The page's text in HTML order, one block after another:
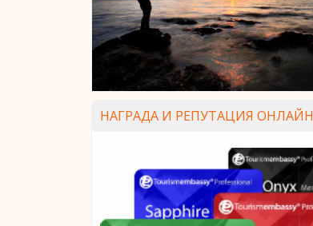
НАГРАДА И РЕПУТАЦИЯ ОНЛАЙН